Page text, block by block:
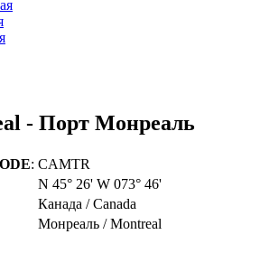
- Порт Монреаль
: CAMTR
N 45° 26' W 073° 46'
Канада / Canada
Монреаль / Montreal